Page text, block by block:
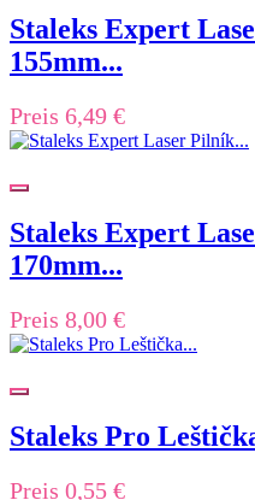
Staleks Expert
155mm...
Preis 6,49 €
Staleks Expert
170mm...
Preis 8,00 €
Staleks Pro
Preis 0,55 €